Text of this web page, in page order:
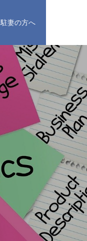
駐妻の方へ